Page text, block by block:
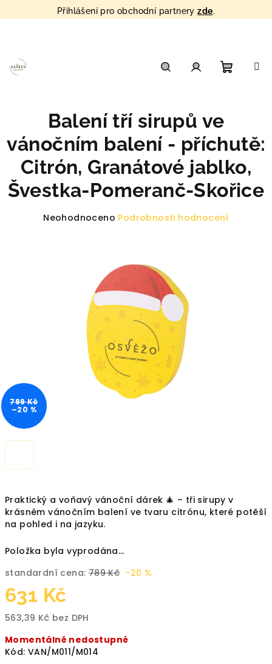
Přihlášení pro obchodní partneryzde.
Praktický a voňavý vánoční dárek 🎄 – tři sirupy v
krásném vánočním balení ve tvaru citrónu, které potěší
na pohled i na jazyku.
Položka byla vyprodána…
standardní cena: 789 Kč –20 %
631 Kč
563,39 Kč bez DPH
cena:
Momentálně nedostupné
Kód: VAN/M011/M014
Balení tří sirupů ve
vánočním balení - příchutě:
Citrón, Granátové jablko,
Švestka-Pomeranč-Skořice
Průměrné
hvězdiček.
Neohodnoceno Podrobnosti hodnocení
789 Kč
–20 %